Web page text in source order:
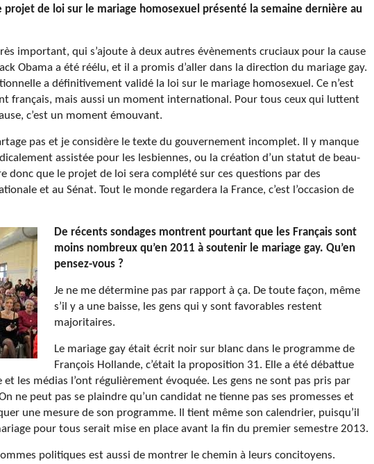
projet de loi sur le mariage homosexuel présenté la semaine dernière au
important, qui s’ajoute à deux autres évènements cruciaux pour la cause
Obama a été réélu, et il a promis d’aller dans la direction du mariage gay.
a définitivement validé la loi sur le mariage homosexuel. Ce n’est
français, mais aussi un moment international. Pour tous ceux qui luttent
c’est un moment émouvant.
pas et je considère le texte du gouvernement incomplet. Il y manque
assistée pour les lesbiennes, ou la création d’un statut de beau-
donc que le projet de loi sera complété sur ces questions par des
et au Sénat. Tout le monde regardera la France, c’est l’occasion de
De récents sondages montrent pourtant que les Français sont
moins nombreux qu’en 2011 à soutenir le mariage gay. Qu’en
pensez-vous ?
Je ne me détermine pas par rapport à ça. De toute façon, même
s’il y a une baisse, les gens qui y sont favorables restent
majoritaires.
Le mariage gay était écrit noir sur blanc dans le programme de
François Hollande, c’était la proposition 31. Elle a été débattue
les médias l’ont régulièrement évoquée. Les gens ne sont pas pris par
ne peut pas se plaindre qu’un candidat ne tienne pas ses promesses et
une mesure de son programme. Il tient même son calendrier, puisqu’il
pour tous serait mise en place avant la fin du premier semestre 2013.
politiques est aussi de montrer le chemin à leurs concitoyens.